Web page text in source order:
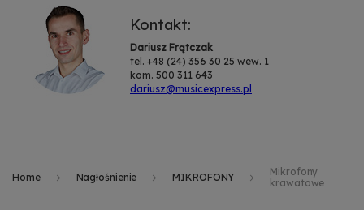
Kontakt:
Dariusz Frątczak
tel. +48 (24) 356 30 25 wew. 1
kom. 500 311 643
dariusz@musicexpress.pl
Home Nagłośnienie MIKROFONY
Mikrofony
krawatowe